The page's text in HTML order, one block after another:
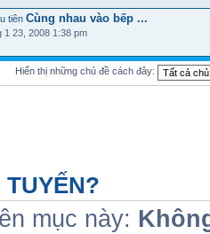
Cùng nhau vào bếp ...
1 23, 2008 1:38 pm
Hiển thị những chủ đề cách đây:
mục này: